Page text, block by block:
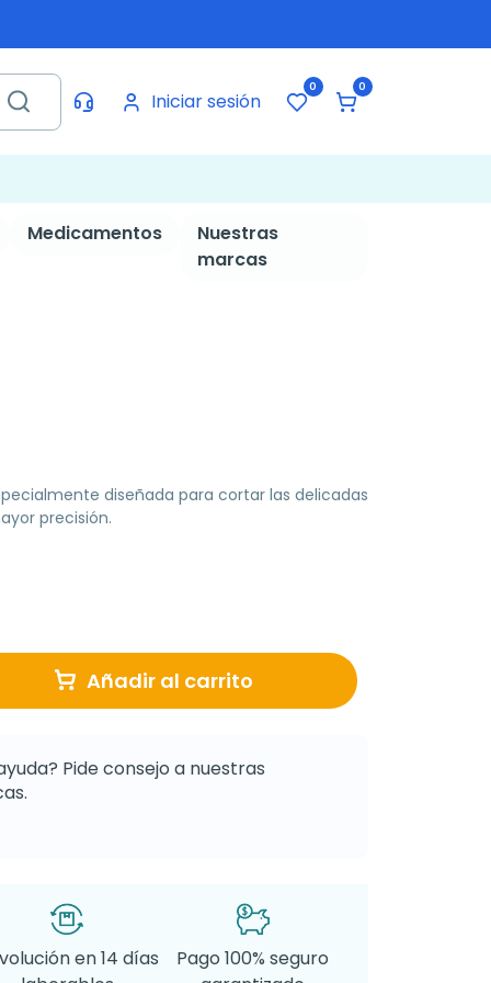
Iniciar sesión
0 0
Medicamentos
Nuestras
marcas
diseñada para cortar las delicadas
precisión.
Añadir al carrito
Pide consejo a nuestras
en 14 días
Pago 100% seguro